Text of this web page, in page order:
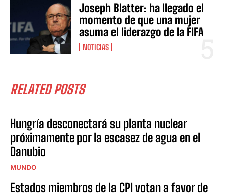
Joseph Blatter: ha llegado el
momento de que una mujer
asuma el liderazgo de la FIFA
NOTICIAS
RELATED POSTS
Hungría desconectará su planta nuclear
próximamente por la escasez de agua en el
Danubio
MUNDO
Estados miembros de la CPI votan a favor de